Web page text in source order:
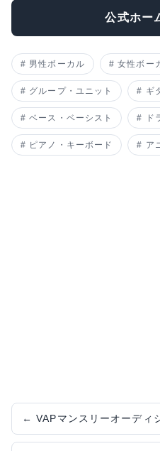
公式ホー
男性ボーカル 女性ボー
グループ・ユニット ギ
ベース・ベーシスト ド
ピアノ・キーボード ア
← VAPマンスリーオーディ